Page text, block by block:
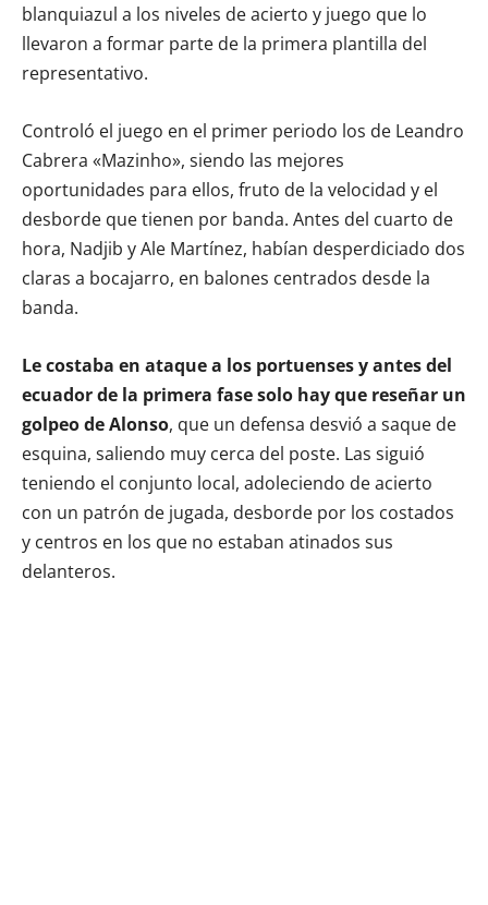
blanquiazul a los niveles de acierto y juego que lo
llevaron a formar parte de la primera plantilla del
representativo.
Controló el juego en el primer periodo los de Leandro
Cabrera «Mazinho», siendo las mejores
oportunidades para ellos, fruto de la velocidad y el
desborde que tienen por banda. Antes del cuarto de
hora, Nadjib y Ale Martínez, habían desperdiciado dos
claras a bocajarro, en balones centrados desde la
banda.
Le costaba en ataque a los portuenses y antes del
ecuador de la primera fase solo hay que reseñar un
golpeo de Alonso, que un defensa desvió a saque de
esquina, saliendo muy cerca del poste. Las siguió
teniendo el conjunto local, adoleciendo de acierto
con un patrón de jugada, desborde por los costados
y centros en los que no estaban atinados sus
delanteros.